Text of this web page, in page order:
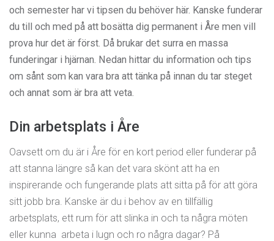
och semester har vi tipsen du behöver här. Kanske funderar
du till och med på att bosätta dig permanent i Åre men vill
prova hur det är först. Då brukar det surra en massa
funderingar i hjärnan. Nedan hittar du information och tips
om sånt som kan vara bra att tänka på innan du tar steget
och annat som är bra att veta.
Din arbetsplats i Åre
Oavsett om du är i Åre för en kort period eller funderar på
att stanna längre så kan det vara skönt att ha en
inspirerande och fungerande plats att sitta på för att göra
sitt jobb bra. Kanske är du i behov av en tillfällig
arbetsplats, ett rum för att slinka in och ta några möten
eller kunna arbeta i lugn och ro några dagar? På